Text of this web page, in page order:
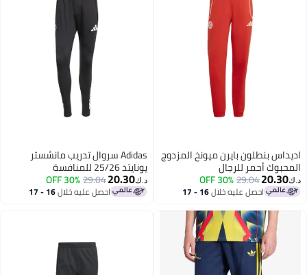
بنطلون بايرن ميونخ المزدوج
أحمر للرجال
20.30
29.04
30% OFF
احصل عليه خلال 16 - 17
Adidas سروال تدريب مانشستر
يونايتد 25/26 للمنافسة
20.30
29.04
30% OFF
احصل عليه خلال 16 - 17